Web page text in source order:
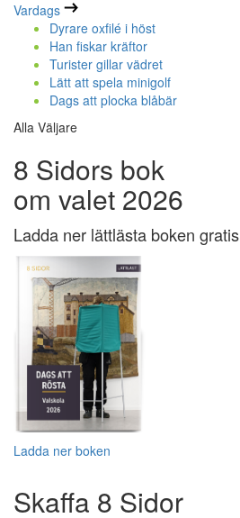
Vardags
Dyrare oxfilé i höst
Han fiskar kräftor
Turister gillar vädret
Lätt att spela minigolf
Dags att plocka blåbär
Alla Väljare
8 Sidors bok
om valet 2026
Ladda ner lättlästa boken gratis
Ladda ner boken
Skaffa 8 Sidor